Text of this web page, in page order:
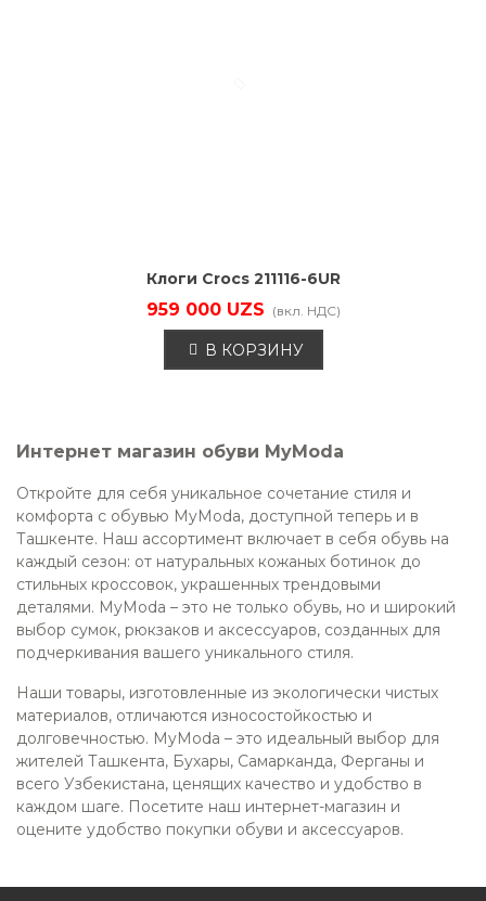
Клоги Crocs 211116-6UR
959 000 UZS (вкл. НДС)
В КОРЗИНУ
Интернет магазин обуви MyModa
Откройте для себя уникальное сочетание стиля и
комфорта с обувью MyModa, доступной теперь и в
Ташкенте. Наш ассортимент включает в себя обувь на
каждый сезон: от натуральных кожаных ботинок до
стильных кроссовок, украшенных трендовыми
деталями. MyModa – это не только обувь, но и широкий
выбор сумок, рюкзаков и аксессуаров, созданных для
подчеркивания вашего уникального стиля.
Наши товары, изготовленные из экологически чистых
материалов, отличаются износостойкостью и
долговечностью. MyModa – это идеальный выбор для
жителей Ташкента, Бухары, Самарканда, Ферганы и
всего Узбекистана, ценящих качество и удобство в
каждом шаге. Посетите наш интернет-магазин и
оцените удобство покупки обуви и аксессуаров.